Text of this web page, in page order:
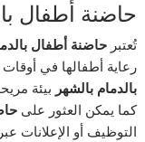
حاضنة أطفال
تُعتبرحاضنة أطفال
رعاية أطفالها في
بالدمام بالشهر بيئة
كما يمكن العثور على
التوظيف أو الإعلانات